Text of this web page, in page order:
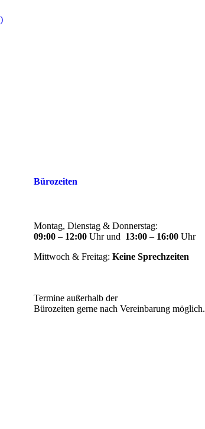
Bürozeiten
Montag, Dienstag & Donnerstag:
09:00– 12:00 Uhr und 13:00–16:00Uhr
Mittwoch & Freitag: Keine Sprechzeiten
Termine außerhalb der
Bürozeiten gerne nach Vereinbarung möglich.